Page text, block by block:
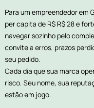
Para um empreendedor em
per capita de R$ R$ 28 e
navegar sozinho pelo
convite a erros, prazos
seu pedido.
Cada dia que sua marca
risco. Seu nome, sua
estão em jogo.